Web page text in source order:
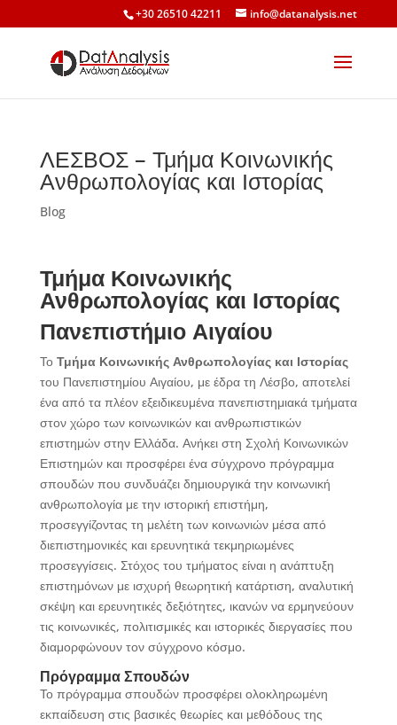
+30 26510 42211 info@datanalysis.net
ΛΕΣΒΟΣ – Τμήμα Κοινωνικής
Ανθρωπολογίας και Ιστορίας
Blog
Τμήμα Κοινωνικής
Ανθρωπολογίας και Ιστορίας
Πανεπιστήμιο Αιγαίου
Το Τμήμα Κοινωνικής Ανθρωπολογίας και Ιστορίας
του Πανεπιστημίου Αιγαίου, με έδρα τη Λέσβο, αποτελεί
ένα από τα πλέον εξειδικευμένα πανεπιστημιακά τμήματα
στον χώρο των κοινωνικών και ανθρωπιστικών
επιστημών στην Ελλάδα. Ανήκει στη Σχολή Κοινωνικών
Επιστημών και προσφέρει ένα σύγχρονο πρόγραμμα
σπουδών που συνδυάζει δημιουργικά την κοινωνική
ανθρωπολογία με την ιστορική επιστήμη,
προσεγγίζοντας τη μελέτη των κοινωνιών μέσα από
διεπιστημονικές και ερευνητικά τεκμηριωμένες
προσεγγίσεις. Στόχος του τμήματος είναι η ανάπτυξη
επιστημόνων με ισχυρή θεωρητική κατάρτιση, αναλυτική
σκέψη και ερευνητικές δεξιότητες, ικανών να ερμηνεύουν
τις κοινωνικές, πολιτισμικές και ιστορικές διεργασίες που
διαμορφώνουν τον σύγχρονο κόσμο.
Πρόγραμμα Σπουδών
Το πρόγραμμα σπουδών προσφέρει ολοκληρωμένη
εκπαίδευση στις βασικές θεωρίες και μεθόδους της